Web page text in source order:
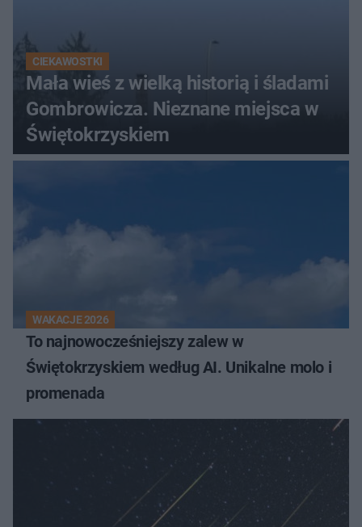
CIEKAWOSTKI
Mała wieś z wielką historią i śladami
Gombrowicza. Nieznane miejsca w
Świętokrzyskiem
WAKACJE 2026
To najnowocześniejszy zalew w
Świętokrzyskiem według AI. Unikalne molo i
promenada